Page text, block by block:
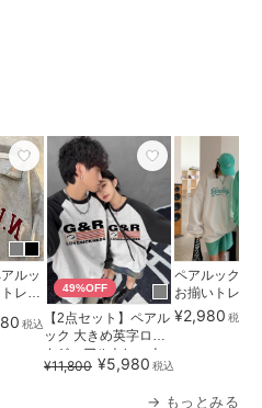
ルッ
レー
税込
49%OFF
【2点セット】ペアル
ック 大きめ英字ロゴ
カジュアルトレーナ
ー
¥11,800 ¥5,980 税込
ペアルック さ
お揃いトレー
¥2,980 税込
→ もっとみる